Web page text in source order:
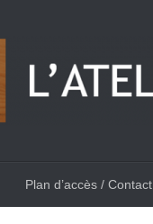
Plan d’accès / Contact